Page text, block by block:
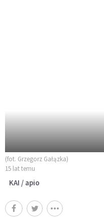
(fot. Grzegorz Gałązka)
15 lat temu
KAI / apio